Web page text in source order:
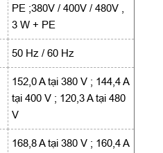
PE ;380V / 400V / 480V ,
3 W + PE
50 Hz / 60 Hz
152,0 A tại 380 V ; 144,4 A
tại 400 V ; 120,3 A tại 480
V
168,8 A tại 380 V ; 160,4 A